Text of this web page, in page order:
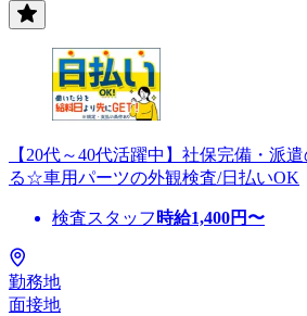
【20代～40代活躍中】社保完備・派
る☆車用パーツの外観検査/日払いOK
検査スタッフ 時給1,400円〜
勤務地
面接地